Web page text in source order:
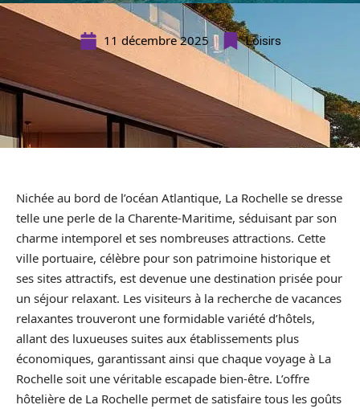
11 décembre 2025 Loisirs
Nichée au bord de l’océan Atlantique, La Rochelle se dresse
telle une perle de la Charente-Maritime, séduisant par son
charme intemporel et ses nombreuses attractions. Cette
ville portuaire, célèbre pour son patrimoine historique et
ses sites attractifs, est devenue une destination prisée pour
un séjour relaxant. Les visiteurs à la recherche de vacances
relaxantes trouveront une formidable variété d’hôtels,
allant des luxueuses suites aux établissements plus
économiques, garantissant ainsi que chaque voyage à La
Rochelle soit une véritable escapade bien-être. L’offre
hôtelière de La Rochelle permet de satisfaire tous les goûts